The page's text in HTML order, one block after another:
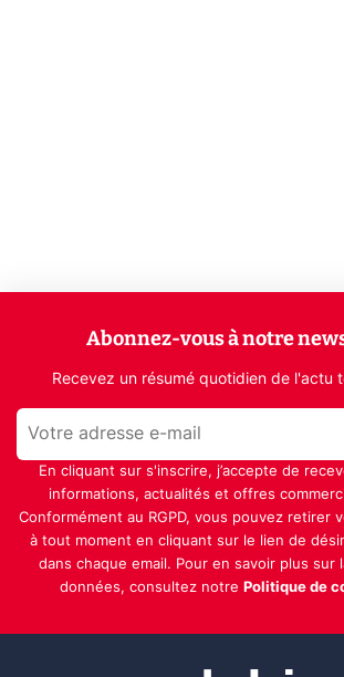
Abonnez-vous à notre
Recevez un résumé quotidien de l'actu
En cliquant sur s'inscrire, j’accepte de
informations, actualités et offres
Conformément au RGPD, vous pouvez retirer
à tout moment en cliquant sur le lien de
dans chaque email. Pour en savoir plus sur
données, consultez notre Politique de